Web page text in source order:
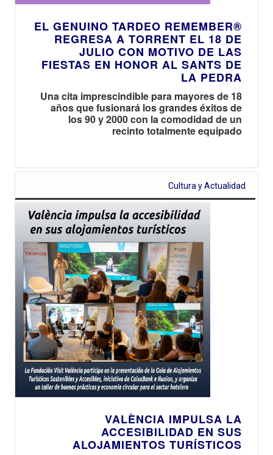
EL GENUINO TARDEO REMEMBER®
REGRESA A TORRENT EL 18 DE
JULIO CON MOTIVO DE LAS
FIESTAS EN HONOR AL SANTS DE
LA PEDRA
Una cita imprescindible para mayores de 18
años que fusionará los grandes éxitos de
los 90 y 2000 con la comodidad de un
recinto totalmente equipado
Cultura y Actualidad
VALÈNCIA IMPULSA LA
ACCESIBILIDAD EN SUS
ALOJAMIENTOS TURÍSTICOS